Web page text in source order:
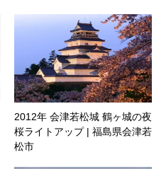
2012年 会津若松城 鶴ヶ城の夜
桜ライトアップ | 福島県会津若
松市